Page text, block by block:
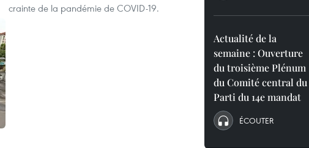
crainte de la pandémie de COVID-19.
Actualité de la
semaine : Ouverture
du troisième Plénum
du Comité central du
Parti du 14e mandat
ÉCOUTER